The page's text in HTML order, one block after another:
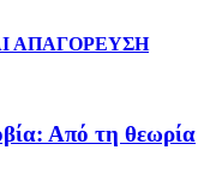
ΑΠΑΓΟΡΕΥΣΗ
Από τη θεωρία